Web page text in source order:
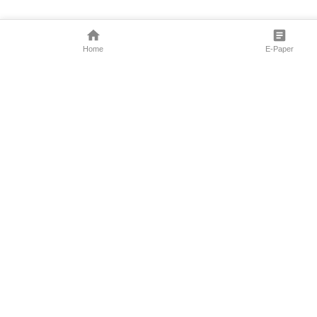
Home E-Paper